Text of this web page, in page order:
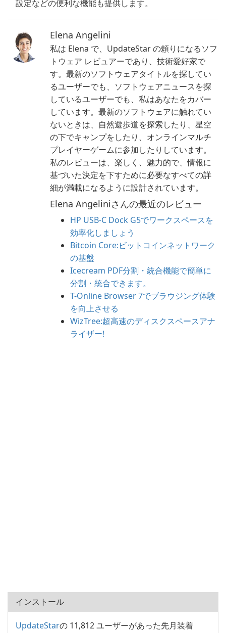
設定などの便利な機能も提供します。
Elena Angelini
私は Elena で、UpdateStar の頼りになるソフ
トウェア レビュアーであり、技術愛好家で
す。最新のソフトウェアタイトルを探してい
るユーザーでも、ソフトウェアニュースを探
しているユーザーでも、私はあなたをカバー
しています。最新のソフトウェアに触れてい
ないときは、自然遊歩道を探索したり、星空
の下でキャンプをしたり、オンラインマルチ
プレイヤーゲームに参加したりしています。
私のレビューは、楽しく、魅力的で、情報に
基づいた決定を下すために必要なすべての詳
細が満載になるように設計されています。
Elena Angeliniさんの最近のレビュー
HP USB-C Dock G5でワークスペースを
効率化しましょう
Bitcoin Core:ビットコインネットワーク
の基盤
Icecream PDF分割・統合機能で簡単に
分割・統合できます。
T-Online Browser 7でブラウジング体験
を向上させる
WizTree:超高速のディスクスペースアナ
ライザー!
インストール
UpdateStarの 11,812 ユーザーがあった先月装着